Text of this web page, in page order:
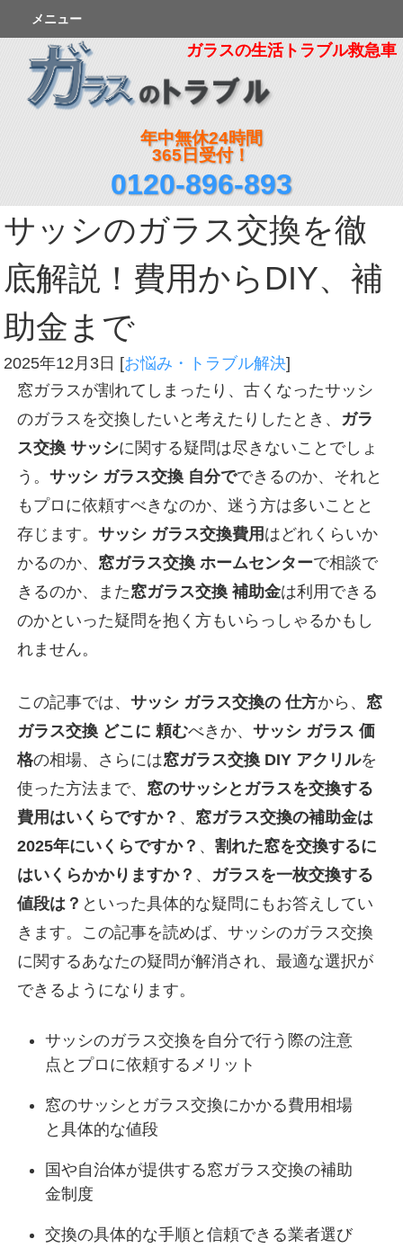
ガラスの生活トラブル救急車
年中無休24時間
365日受付！
0120-896-893
メニュー
サッシのガラス交換を徹
底解説！費用からDIY、補
助金まで
2025年12月3日 [お悩み・トラブル解決]
窓ガラスが割れてしまったり、古くなったサッシ
のガラスを交換したいと考えたりしたとき、 ガラ
ス交換 サッシに関する疑問は尽きないことでしょ
う。サッシ ガラス交換 自分でできるのか、それと
もプロに依頼すべきなのか、迷う方は多いことと
存じます。サッシ ガラス交換費用 はどれくらいか
かるのか、 窓ガラス交換 ホームセンターで相談で
きるのか、また窓ガラス交換 補助金は利用できる
のかといった疑問を抱く方もいらっしゃるかもし
れません。
この記事では、サッシ ガラス交換の 仕方から、 窓
ガラス交換 どこに 頼むべきか、サッシ ガラス 価
格の相場、さらには窓ガラス交換 DIY アクリルを
使った方法まで、 窓のサッシとガラスを交換する
費用はいくらですか？ 、 窓ガラス交換の補助金は
2025年にいくらですか？ 、割れた窓を交換するに
はいくらかかりますか？ 、 ガラスを一枚交換する
値段は？ といった具体的な疑問にもお答えしてい
きます。この記事を読めば、サッシのガラス交換
に関するあなたの疑問が解消され、最適な選択が
できるようになります。
サッシのガラス交換を自分で行う際の注意
点とプロに依頼するメリット
窓のサッシとガラス交換にかかる費用相場
と具体的な値段
国や自治体が提供する窓ガラス交換の補助
金制度
交換の具体的な手順と信頼できる業者選び